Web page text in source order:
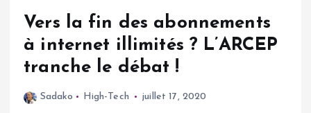
Vers la fin des abonnements
à internet illimités ? L’ARCEP
tranche le débat !
Sadako High-Tech juillet 17, 2020